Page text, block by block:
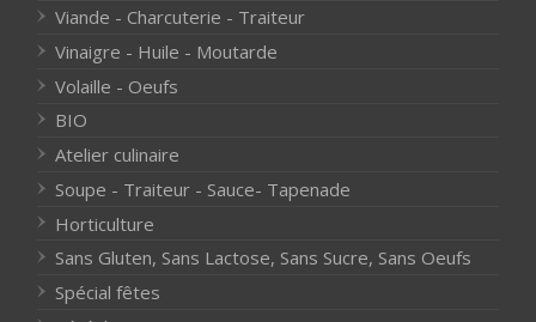
Viande - Charcuterie - Traiteur
Vinaigre - Huile - Moutarde
Volaille - Oeufs
BIO
Atelier culinaire
Soupe - Traiteur - Sauce- Tapenade
Horticulture
Sans Gluten, Sans Lactose, Sans Sucre, Sans Oeufs
Spécial fêtes